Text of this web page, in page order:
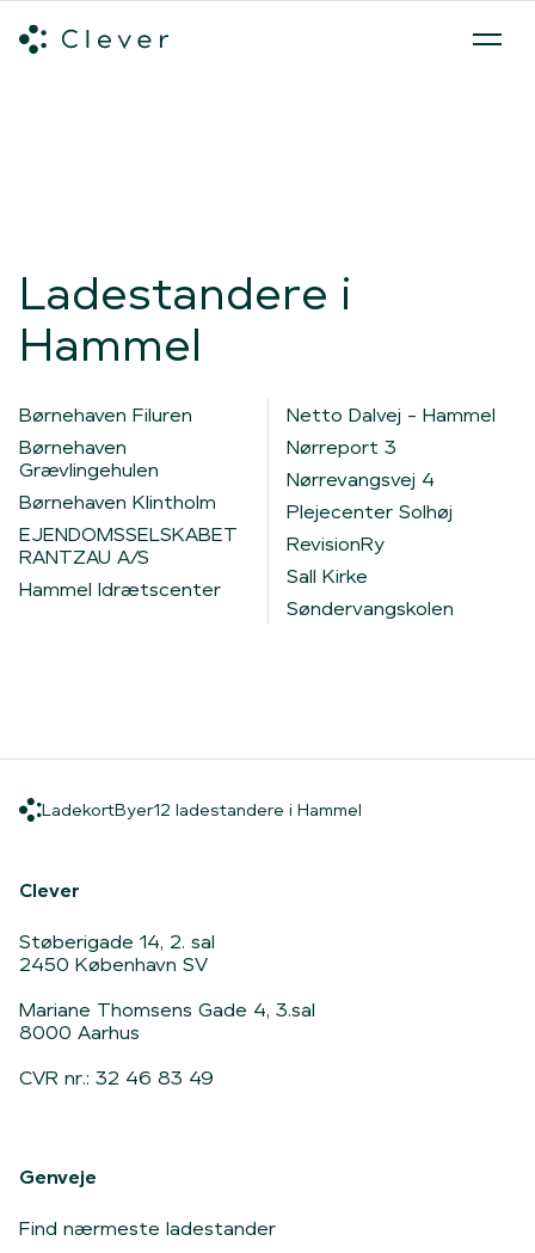
Ladestandere i
Hammel
Børnehaven Filuren
Børnehaven
Grævlingehulen
Børnehaven Klintholm
EJENDOMSSELSKABET
RANTZAU A/S
Hammel Idrætscenter
Netto Dalvej - Hammel
Nørreport 3
Nørrevangsvej 4
Plejecenter Solhøj
RevisionRy
Sall Kirke
Søndervangskolen
LadekortLadekort
ByerByer
12 ladestandere i Hammel
Clever
Støberigade 14, 2. sal
2450 København SV
Mariane Thomsens Gade 4, 3.sal
8000 Aarhus
CVR nr.: 32 46 83 49
Genveje
Find nærmeste ladestander